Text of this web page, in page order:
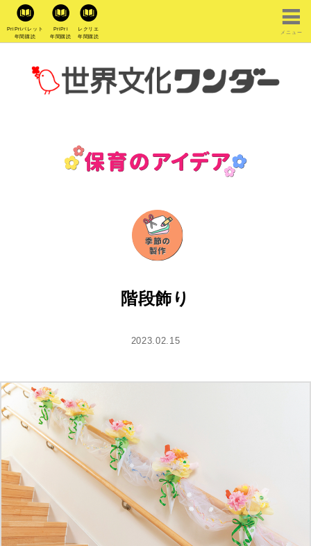
PriPriパレット
年間購読
PriPri
年間購読
レクリエ
年間購読
メニュー
階段飾り
2023.02.15